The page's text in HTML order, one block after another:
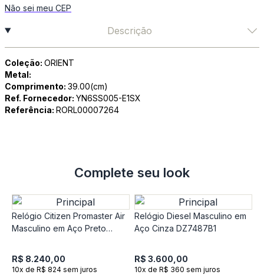
Não sei meu CEP
Descrição
Coleção: ORIENT
Metal:
Comprimento: 39.00(cm)
Ref. Fornecedor: YN6SS005-E1SX
Referência: RORL00007264
Complete seu look
Relógio Citizen Promaster Air
Masculino em Aço Preto
R$ 8.240,00
10x de R$ 824 sem juros
Relógio Diesel Masculino em
Aço Cinza DZ7487B1
R$ 3.600,00
10x de R$ 360 sem juros